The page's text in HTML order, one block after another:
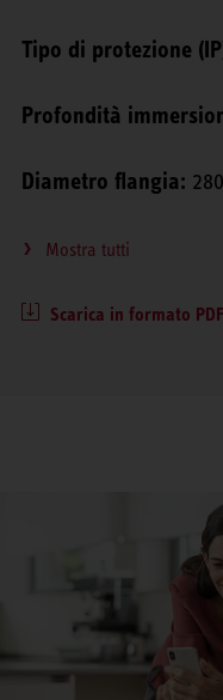
Tipo di protezione
Profondità
Diametro flangia:
Mostra tutti
Scarica in formato PDF